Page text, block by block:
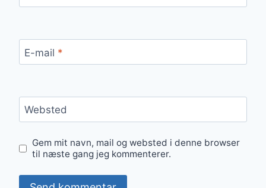
E-mail *
Websted
Gem mit navn, mail og websted i denne browser
til næste gang jeg kommenterer.